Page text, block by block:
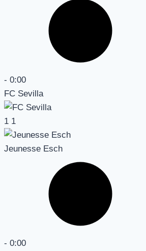
- 0:00
FC Sevilla
1 1
Jeunesse Esch
- 0:00